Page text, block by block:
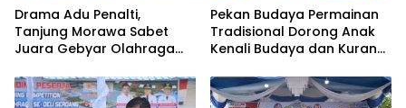
Drama Adu Penalti,
Tanjung Morawa Sabet
Juara Gebyar Olahraga
Pekan Budaya Permainan
Tradisional Dorong Anak
Kenali Budaya dan Kurangi